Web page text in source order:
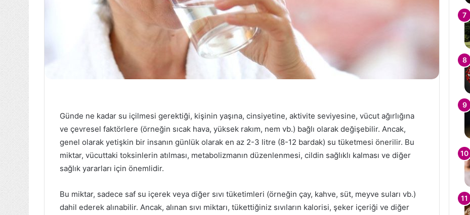
Günde ne kadar su içilmesi gerektiği, kişinin yaşına, cinsiyetine, aktivite seviyesine, vücut ağırlığına
ve çevresel faktörlere (örneğin sıcak hava, yüksek rakım, nem vb.) bağlı olarak değişebilir. Ancak,
genel olarak yetişkin bir insanın günlük olarak en az 2-3 litre (8-12 bardak) su tüketmesi önerilir. Bu
miktar, vücuttaki toksinlerin atılması, metabolizmanın düzenlenmesi, cildin sağlıklı kalması ve diğer
sağlık yararları için önemlidir.
Bu miktar, sadece saf su içerek veya diğer sıvı tüketimleri (örneğin çay, kahve, süt, meyve suları vb.)
dahil ederek alınabilir. Ancak, alınan sıvı miktarı, tükettiğiniz sıvıların kalorisi, şeker içeriği ve diğer